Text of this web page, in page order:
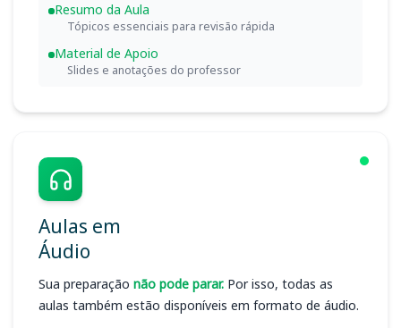
Resumo da Aula
Tópicos essenciais para revisão rápida
Material de Apoio
Slides e anotações do professor
Aulas em
Áudio
Sua preparação não pode parar. Por isso, todas as
aulas também estão disponíveis em formato de áudio.